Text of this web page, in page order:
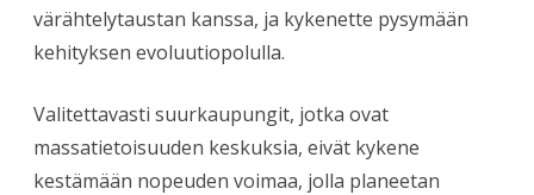
värähtelytaustan kanssa, ja kykenette pysymään
kehityksen evoluutiopolulla.
Valitettavasti suurkaupungit, jotka ovat
massatietoisuuden keskuksia, eivät kykene
kestämään nopeuden voimaa, jolla planeetan